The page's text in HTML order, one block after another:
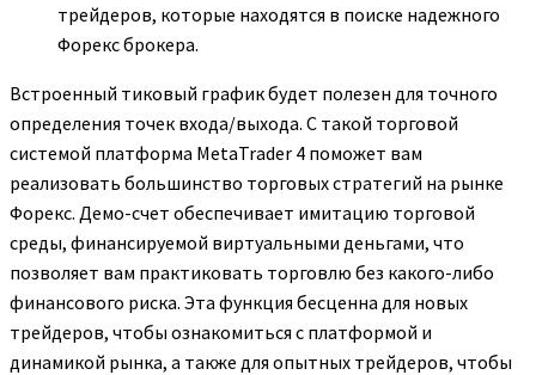
трейдеров, которые находятся в поиске надежного
Форекс брокера.
Встроенный тиковый график будет полезен для точного
определения точек входа/выхода. С такой торговой
системой платформа MetaTrader 4 поможет вам
реализовать большинство торговых стратегий на рынке
Форекс. Демо-счет обеспечивает имитацию торговой
среды, финансируемой виртуальными деньгами, что
позволяет вам практиковать торговлю без какого-либо
финансового риска. Эта функция бесценна для новых
трейдеров, чтобы ознакомиться с платформой и
динамикой рынка, а также для опытных трейдеров, чтобы